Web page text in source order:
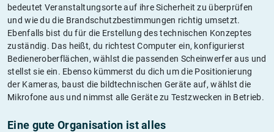
bedeutet Veranstaltungsorte auf ihre Sicherheit zu überprüfen
und wie du die Brandschutzbestimmungen richtig umsetzt.
Ebenfalls bist du für die Erstellung des technischen Konzeptes
zuständig. Das heißt, du richtest Computer ein, konfigurierst
Bedieneroberflächen, wählst die passenden Scheinwerfer aus und
stellst sie ein. Ebenso kümmerst du dich um die Positionierung
der Kameras, baust die bildtechnischen Geräte auf, wählst die
Mikrofone aus und nimmst alle Geräte zu Testzwecken in Betrieb.
Eine gute Organisation ist alles